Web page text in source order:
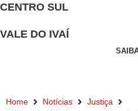
CENTRO SUL
VALE DO IVAÍ
Home Notícias
Justiça